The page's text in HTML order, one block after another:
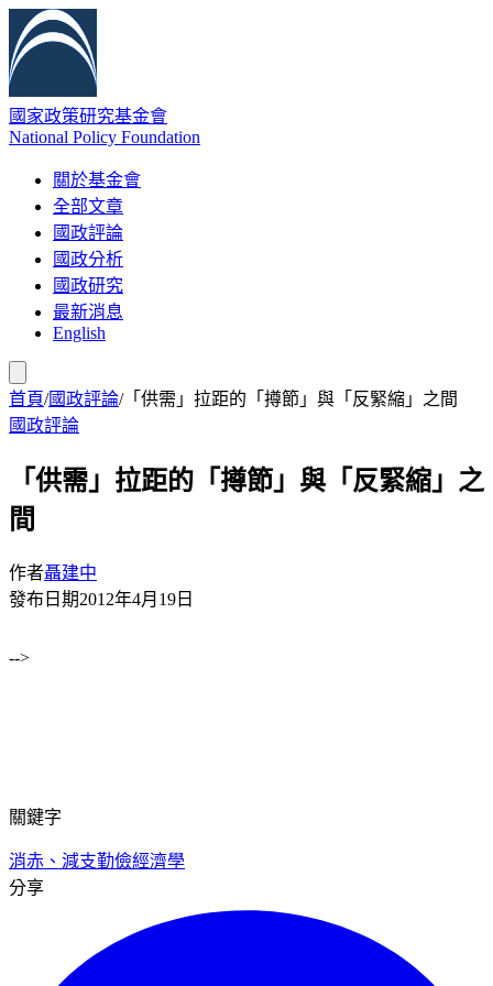
國家政策研究基金會
National Policy Foundation
關於基金會
全部文章
國政評論
國政分析
國政研究
最新消息
English
首頁/國政評論/「供需」拉距的「撙節」與「反緊縮」之間
國政評論
「供需」拉距的「撙節」與「反緊縮」之
間
作者聶建中
發布日期2012年4月19日
-->
關鍵字
消赤、減支勤儉經濟學
分享